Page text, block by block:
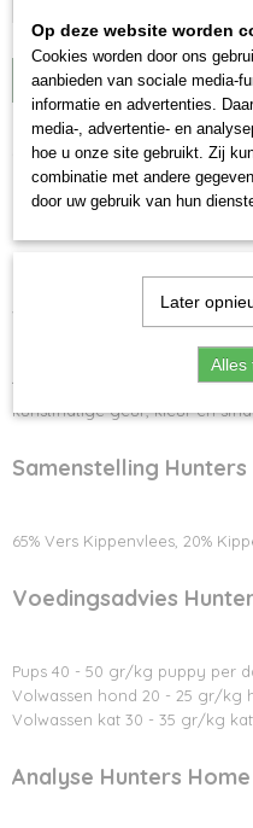
IN WINKELWAGEN
Omschrijving
Hunters Home Kip
voor alle ras honden in elke
100% Natuurlijk en
kunstmatige geur, kleur en
Samenstelling Hunters
65% Vers Kippenvlees, 20%
Voedingsadvies
Pups 40 - 50 gr/kg puppy per
Volwassen hond 20 - 25 gr/kg
Volwassen kat 30 - 35 gr/kg
Analyse Hunters
Op deze website worden
Cookies worden door ons
aanbieden van sociale media-
informatie en advertenties.
media-, advertentie- en
hoe u onze site gebruikt. Zij
combinatie met andere
door uw gebruik van hun
Later
Alles